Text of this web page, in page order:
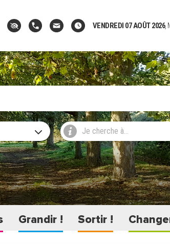
VENDREDI 07 AOÛT 2026,
Je cherche à...
Grandir ! Sortir !